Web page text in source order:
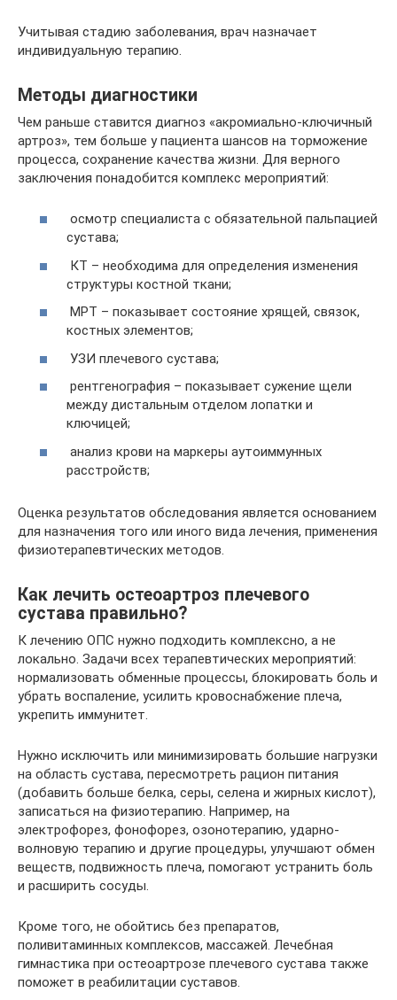
Учитывая стадию заболевания, врач назначает
индивидуальную терапию.
Методы диагностики
Чем раньше ставится диагноз «акромиально-ключичный
артроз», тем больше у пациента шансов на торможение
процесса, сохранение качества жизни. Для верного
заключения понадобится комплекс мероприятий:
осмотр специалиста с обязательной пальпацией
сустава;
КТ – необходима для определения изменения
структуры костной ткани;
МРТ – показывает состояние хрящей, связок,
костных элементов;
УЗИ плечевого сустава;
рентгенография – показывает сужение щели
между дистальным отделом лопатки и
ключицей;
анализ крови на маркеры аутоиммунных
расстройств;
Оценка результатов обследования является основанием
для назначения того или иного вида лечения, применения
физиотерапевтических методов.
Как лечить остеоартроз плечевого
сустава правильно?
К лечению ОПС нужно подходить комплексно, а не
локально. Задачи всех терапевтических мероприятий:
нормализовать обменные процессы, блокировать боль и
убрать воспаление, усилить кровоснабжение плеча,
укрепить иммунитет.
Нужно исключить или минимизировать большие нагрузки
на область сустава, пересмотреть рацион питания
(добавить больше белка, серы, селена и жирных кислот),
записаться на физиотерапию. Например, на
электрофорез, фонофорез, озонотерапию, ударно-
волновую терапию и другие процедуры, улучшают обмен
веществ, подвижность плеча, помогают устранить боль
и расширить сосуды.
Кроме того, не обойтись без препаратов,
поливитаминных комплексов, массажей. Лечебная
гимнастика при остеоартрозе плечевого сустава также
поможет в реабилитации суставов.